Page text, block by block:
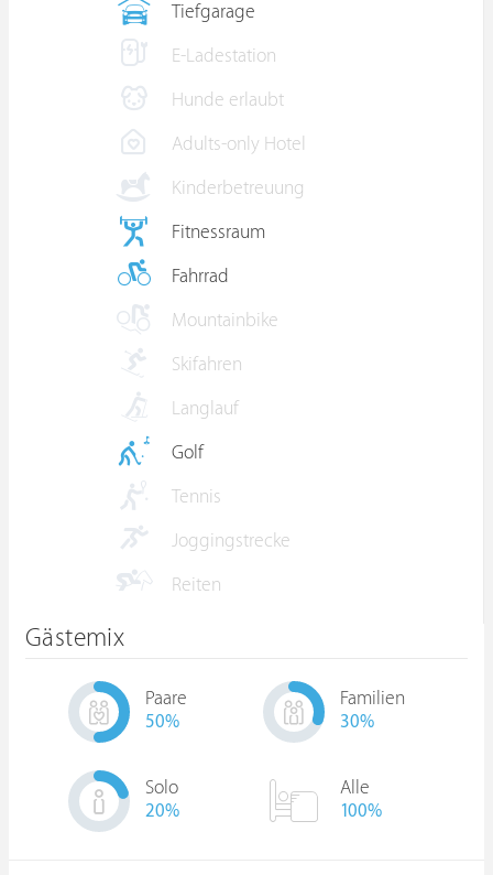
Tiefgarage
E-Ladestation
Hunde erlaubt
Adults-only Hotel
Kinderbetreuung
Fitnessraum
Fahrrad
Mountainbike
Skifahren
Langlauf
Golf
Tennis
Joggingstrecke
Reiten
Gästemix
Paare
50%
Familien
30%
Solo
20%
Alle
100%